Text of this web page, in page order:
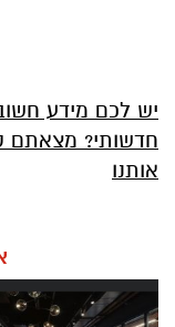
יש לכם מידע
חדשותי?
אותנו